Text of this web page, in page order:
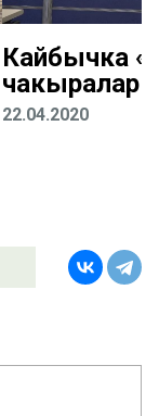
Кайбычка
чакыралар
22.04.2020